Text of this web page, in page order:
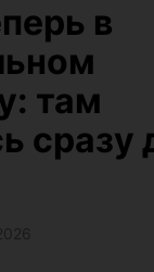
в
там
сразу